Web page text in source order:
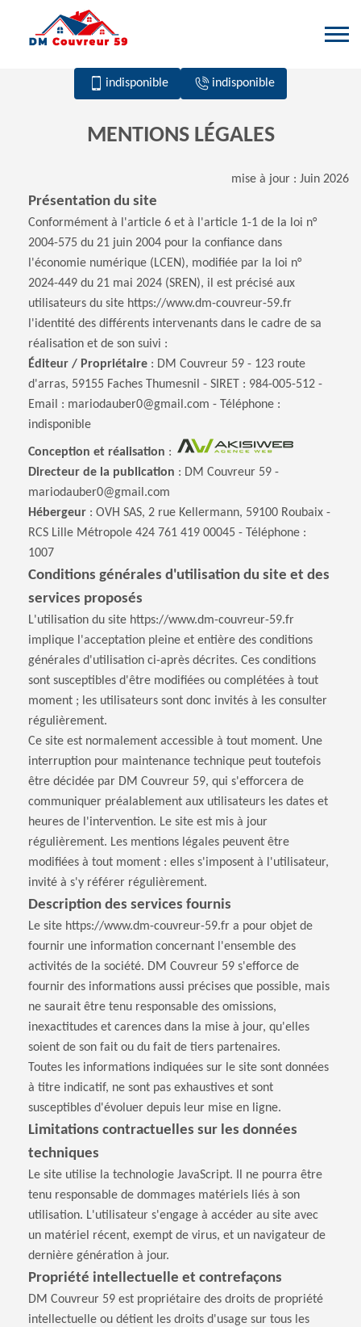
indisponible indisponible
MENTIONS LÉGALES
mise à jour : Juin 2026
Présentation du site
Conformément à l'article 6 et à l'article 1-1 de la loi n°
2004-575 du 21 juin 2004 pour la confiance dans
l'économie numérique (LCEN), modifiée par la loi n°
2024-449 du 21 mai 2024 (SREN), il est précisé aux
utilisateurs du site https://www.dm-couvreur-59.fr
l'identité des différents intervenants dans le cadre de sa
réalisation et de son suivi :
Éditeur / Propriétaire : DM Couvreur 59 - 123 route
d'arras, 59155 Faches Thumesnil - SIRET : 984-005-512 -
Email : mariodauber0@gmail.com - Téléphone :
indisponible
Conception et réalisation :
Directeur de la publication : DM Couvreur 59 -
mariodauber0@gmail.com
Hébergeur : OVH SAS, 2 rue Kellermann, 59100 Roubaix -
RCS Lille Métropole 424 761 419 00045 - Téléphone :
1007
Conditions générales d'utilisation du site et des
services proposés
L'utilisation du site https://www.dm-couvreur-59.fr
implique l'acceptation pleine et entière des conditions
générales d'utilisation ci-après décrites. Ces conditions
sont susceptibles d'être modifiées ou complétées à tout
moment ; les utilisateurs sont donc invités à les consulter
régulièrement.
Ce site est normalement accessible à tout moment. Une
interruption pour maintenance technique peut toutefois
être décidée par DM Couvreur 59, qui s'efforcera de
communiquer préalablement aux utilisateurs les dates et
heures de l'intervention. Le site est mis à jour
régulièrement. Les mentions légales peuvent être
modifiées à tout moment : elles s'imposent à l'utilisateur,
invité à s'y référer régulièrement.
Description des services fournis
Le site https://www.dm-couvreur-59.fr a pour objet de
fournir une information concernant l'ensemble des
activités de la société. DM Couvreur 59 s'efforce de
fournir des informations aussi précises que possible, mais
ne saurait être tenu responsable des omissions,
inexactitudes et carences dans la mise à jour, qu'elles
soient de son fait ou du fait de tiers partenaires.
Toutes les informations indiquées sur le site sont données
à titre indicatif, ne sont pas exhaustives et sont
susceptibles d'évoluer depuis leur mise en ligne.
Limitations contractuelles sur les données
techniques
Le site utilise la technologie JavaScript. Il ne pourra être
tenu responsable de dommages matériels liés à son
utilisation. L'utilisateur s'engage à accéder au site avec
un matériel récent, exempt de virus, et un navigateur de
dernière génération à jour.
Propriété intellectuelle et contrefaçons
DM Couvreur 59 est propriétaire des droits de propriété
intellectuelle ou détient les droits d'usage sur tous les